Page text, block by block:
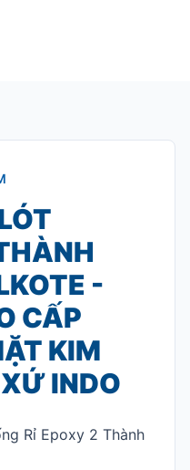
-
CẤP
KIM
INDO
Rỉ Epoxy 2 Thành